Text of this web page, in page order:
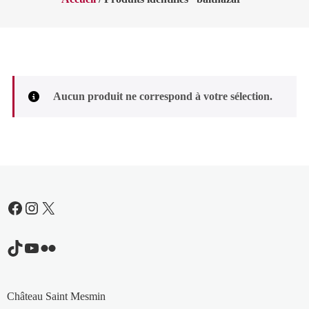
Aucun produit ne correspond à votre sélection.
Facebook
Instagram
X
TikTok
YouTube
Flickr
Château Saint Mesmin